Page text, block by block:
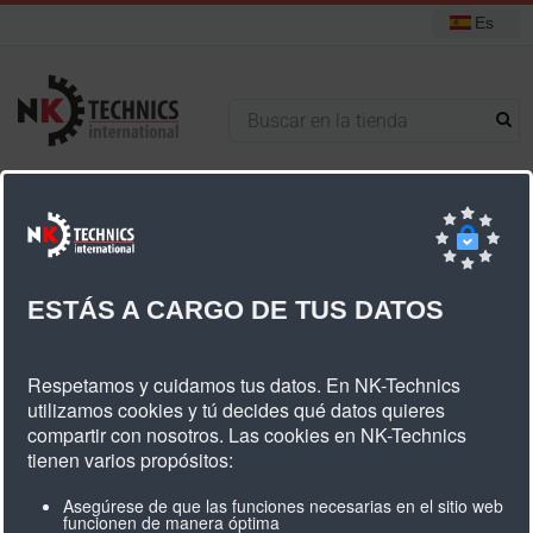
Es
+31 (0) 314 393751
Poleas dentadas estándar
Poleas dentadas HTD 14M
14M Ancho De Correa 40mm
CantidadTipoMat.Descripción
dk db dn dv b1
ESTÁS A CARGO DE TUS DATOS
Respetamos y cuidamos tus datos. En NK-Technics
utilizamos cookies y tú decides qué datos quieres
compartir con nosotros. Las cookies en NK-Technics
tienen varios propósitos:
Asegúrese de que las funciones necesarias en el sitio web
funcionen de manera óptima